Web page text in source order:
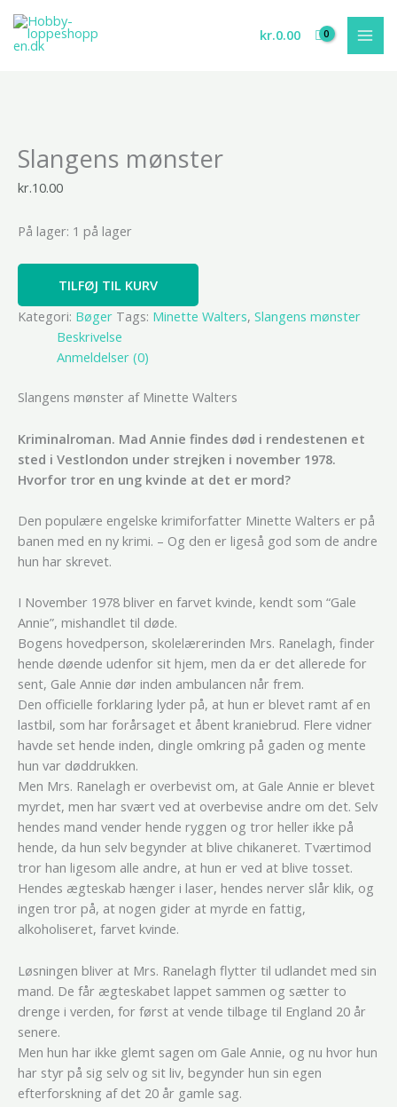
indholdet
kr.0.00
Slangens mønster
kr.10.00
På lager: 1 på lager
mønster
antal
TILFØJ TIL KURV
Kategori: Bøger Tags: Minette Walters, Slangens mønster
Beskrivelse
Anmeldelser (0)
Slangens mønster af Minette Walters
Kriminalroman. Mad Annie findes død i rendestenen et
sted i Vestlondon under strejken i november 1978.
Hvorfor tror en ung kvinde at det er mord?
Den populære engelske krimiforfatter Minette Walters er på
banen med en ny krimi. – Og den er ligeså god som de andre
hun har skrevet.
I November 1978 bliver en farvet kvinde, kendt som “Gale
Annie”, mishandlet til døde.
Bogens hovedperson, skolelærerinden Mrs. Ranelagh, finder
hende døende udenfor sit hjem, men da er det allerede for
sent, Gale Annie dør inden ambulancen når frem.
Den officielle forklaring lyder på, at hun er blevet ramt af en
lastbil, som har forårsaget et åbent kraniebrud. Flere vidner
havde set hende inden, dingle omkring på gaden og mente
hun var døddrukken.
Men Mrs. Ranelagh er overbevist om, at Gale Annie er blevet
myrdet, men har svært ved at overbevise andre om det. Selv
hendes mand vender hende ryggen og tror heller ikke på
hende, da hun selv begynder at blive chikaneret. Tværtimod
tror han ligesom alle andre, at hun er ved at blive tosset.
Hendes ægteskab hænger i laser, hendes nerver slår klik, og
ingen tror på, at nogen gider at myrde en fattig,
alkoholiseret, farvet kvinde.
Løsningen bliver at Mrs. Ranelagh flytter til udlandet med sin
mand. De får ægteskabet lappet sammen og sætter to
drenge i verden, for først at vende tilbage til England 20 år
senere.
Men hun har ikke glemt sagen om Gale Annie, og nu hvor hun
har styr på sig selv og sit liv, begynder hun sin egen
efterforskning af det 20 år gamle sag.